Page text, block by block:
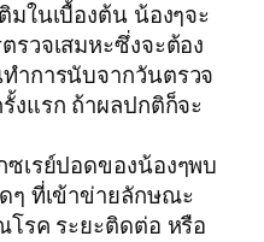
มในเบื้องต้น น้องๆจะ
รวจเสมหะซึ่งจะต้อง
ำการนับจากวันตรวจ
งแรก ถ้าผลปกติก็จะ
ซเรย์ปอดของน้องๆพบ
ๆ ที่เข้าข่ายลักษณะ
โรค ระยะติดต่อ หรือ